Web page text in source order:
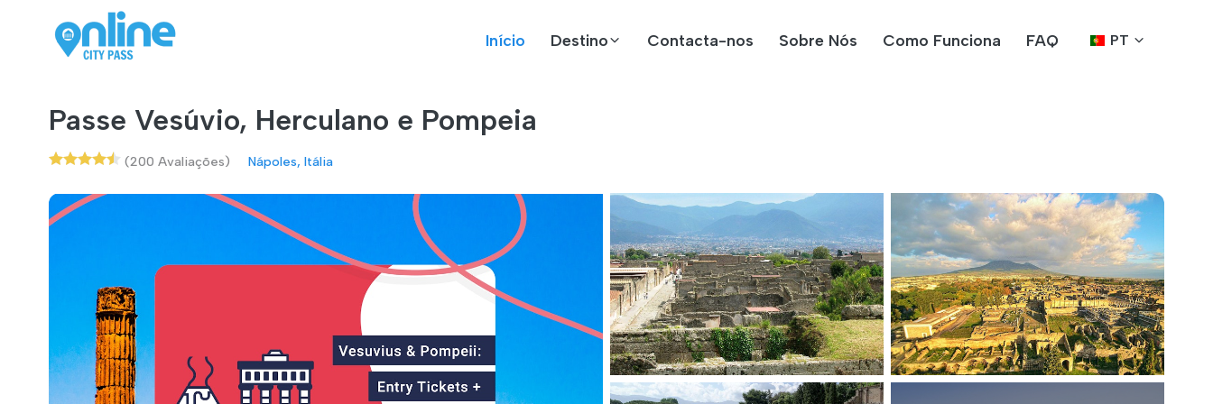
Início Destino Contacta-nos Sobre Nós Como Funciona FAQ PT
Passe Vesúvio, Herculano e Pompeia
(200 Avaliações) Nápoles, Itália